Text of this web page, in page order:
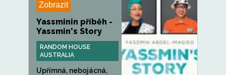
Zobrazit
Yassminin příběh -
Yassmin's Story
RANDOM HOUSE
AUSTRALIA
Upřímná, nebojácná,